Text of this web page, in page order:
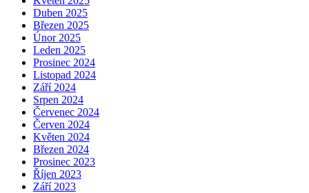
Duben 2025
Březen 2025
Únor 2025
Leden 2025
Prosinec 2024
Listopad 2024
Září 2024
Srpen 2024
Červenec 2024
Červen 2024
Květen 2024
Březen 2024
Prosinec 2023
Říjen 2023
Září 2023